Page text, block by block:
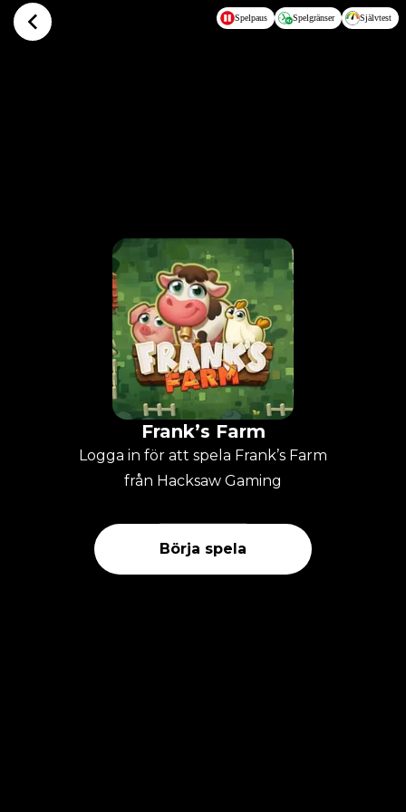
Hoppa till huvudinnehållet Spelpaus Spelgränser Självtest
Frank’s Farm
Logga in för att spela Frank’s Farm
från Hacksaw Gaming
Börja spela